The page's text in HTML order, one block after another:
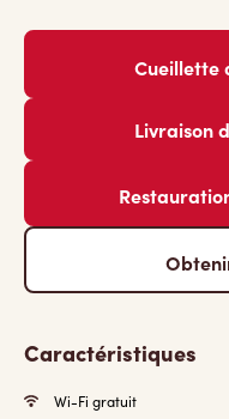
Cueillette
Livraison
Caractéristiques
Wi-Fi gratuit